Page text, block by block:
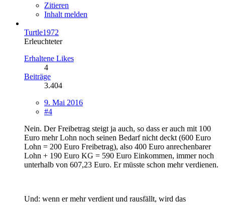
Zitieren
Inhalt melden
Turtle1972
Erleuchteter
Erhaltene Likes
4
Beiträge
3.404
9. Mai 2016
#4
Nein. Der Freibetrag steigt ja auch, so dass er auch mit 100
Euro mehr Lohn noch seinen Bedarf nicht deckt (600 Euro
Lohn = 200 Euro Freibetrag), also 400 Euro anrechenbarer
Lohn + 190 Euro KG = 590 Euro Einkommen, immer noch
unterhalb von 607,23 Euro. Er müsste schon mehr verdienen.
Und: wenn er mehr verdient und rausfällt, wird das